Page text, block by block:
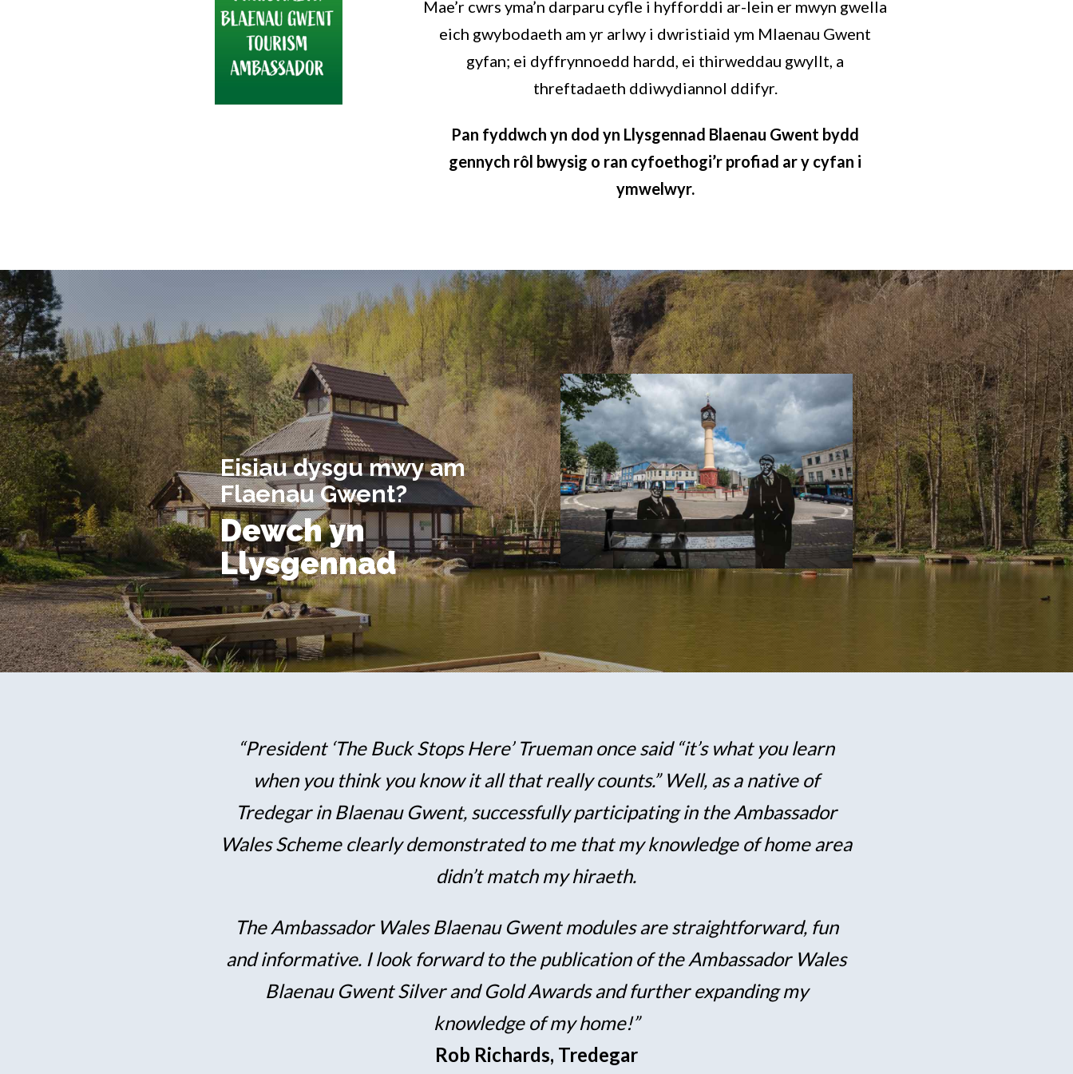
Mae’r cwrs yma’n darparu cyfle i hyfforddi ar-lein er mwyn gwella
eich gwybodaeth am yr arlwy i dwristiaid ym Mlaenau Gwent
gyfan; ei dyffrynnoedd hardd, ei thirweddau gwyllt, a
threftadaeth ddiwydiannol ddifyr.
Pan fyddwch yn dod yn Llysgennad Blaenau Gwent bydd
gennych rôl bwysig o ran cyfoethogi’r profiad ar y cyfan i
ymwelwyr.
Eisiau dysgu mwy am
Flaenau Gwent?
Dewch yn
Llysgennad
“President ‘The Buck Stops Here’ Trueman once said “it’s what you learn
when you think you know it all that really counts.” Well, as a native of
Tredegar in Blaenau Gwent, successfully participating in the Ambassador
Wales Scheme clearly demonstrated to me that my knowledge of home area
didn’t match my hiraeth.
The Ambassador Wales Blaenau Gwent modules are straightforward, fun
and informative. I look forward to the publication of the Ambassador Wales
Blaenau Gwent Silver and Gold Awards and further expanding my
knowledge of my home!”
Rob Richards, Tredegar